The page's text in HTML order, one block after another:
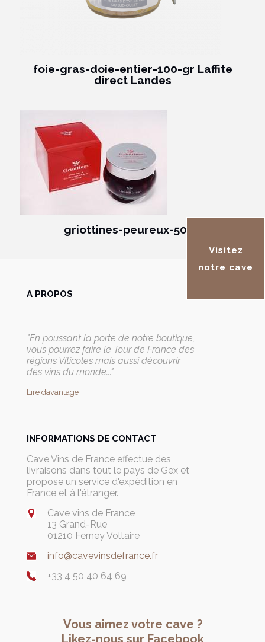
foie-gras-doie-entier-100-gr Laffite
direct Landes
griottines-peureux-50-cl
Visitez
notre cave
A PROPOS
"En poussant la porte de notre boutique,
vous pourrez faire le Tour de France des
régions Viticoles mais aussi découvrir
des vins du monde..."
Lire davantage
INFORMATIONS DE CONTACT
Cave Vins de France effectue des
livraisons dans tout le pays de Gex et
propose un service d'expédition en
France et à l'étranger.
Cave vins de France
13 Grand-Rue
01210 Ferney Voltaire
info@cavevinsdefrance.fr
+33 4 50 40 64 69
Vous aimez votre cave ?